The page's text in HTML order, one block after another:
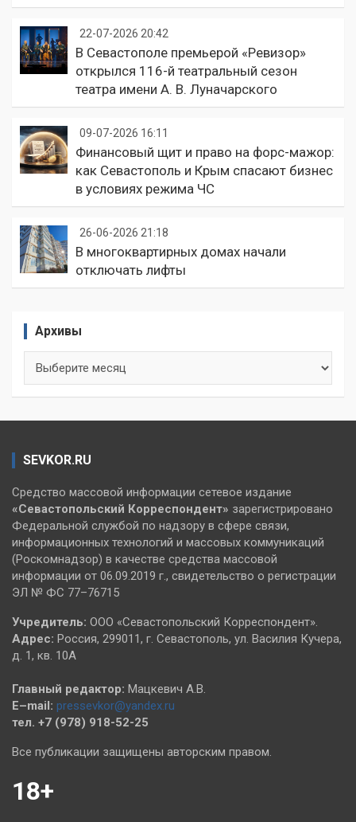
22-07-2026 20:42
В Севастополе премьерой «Ревизор»
открылся 116-й театральный сезон
театра имени А. В. Луначарского
09-07-2026 16:11
Финансовый щит и право на форс-мажор:
как Севастополь и Крым спасают бизнес
в условиях режима ЧС
26-06-2026 21:18
В многоквартирных домах начали
отключать лифты
Архивы
SEVKOR.RU
Средство массовой информации сетевое издание
«Севастопольский Корреспондент» зарегистрировано
Федеральной службой по надзору в сфере связи,
информационных технологий и массовых коммуникаций
(Роскомнадзор) в качестве средства массовой
информации от 06.09.2019 г., свидетельство о регистрации
ЭЛ № ФС 77–76715
Учредитель: ООО «Севастопольский Корреспондент».
Адрес: Россия, 299011, г. Севастополь, ул. Василия Кучера,
д. 1, кв. 10А
Главный редактор: Мацкевич А.В.
E–mail: pressevkor@yandex.ru
тел. +7 (978) 918-52-25
Все публикации защищены авторским правом.
18+